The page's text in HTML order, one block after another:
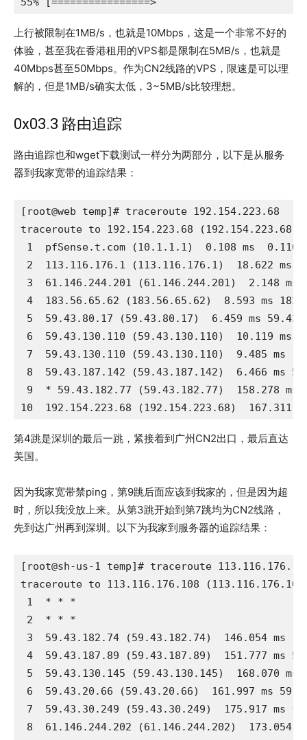
上行被限制在1MB/s，也就是10Mbps，这是一个非常不好的
体验，甚至我在香港租用的VPS都是限制在5MB/s，也就是
40Mbps甚至50Mbps。作为CN2线路的VPS，限速是可以理
解的，但是1MB/s确实太低，3~5MB/s比较理想。
0x03.3 路由追踪
路由追踪也和wget下载测试一样分为两部分，以下是从服务
器到我家宽带的追踪结果：
[root@web temp]# traceroute 192.154.223.68
traceroute to 192.154.223.68
1  pfSense.t.com (10.1.1.1)  0.108 ms  0.116
2  113.116.176.1 (113.116.176.1)  18.622 ms
3  61.146.244.201 (61.146.244.201)  2.148 ms
4  183.56.65.62 (183.56.65.62)  8.593 ms
5  59.43.80.17 (59.43.80.17)  6.459 ms
6  59.43.130.110 (59.43.130.110)  10.119 ms
7  59.43.130.110 (59.43.130.110)  9.485 ms
8  59.43.187.142 (59.43.187.142)  6.466 ms
9  * 59.43.182.77 (59.43.182.77)  158.278 ms
10  192.154.223.68 (192.154.223.68)  167.311
第4跳是深圳的最后一跳，紧接着到广州CN2出口，最后直达
美国。
因为我家宽带禁ping，第9跳后面应该到我家的，但是因为超
时，所以我没放上来。从第3跳开始到第7跳均为CN2线路，
先到达广州再到深圳。以下为我家到服务器的追踪结果：
[root@sh-us-1 temp]# traceroute
traceroute to 113.116.176.108
1  * * *
2  * * *
3  59.43.182.74 (59.43.182.74)  146.054 ms
4  59.43.187.89 (59.43.187.89)  151.777 ms
5  59.43.130.145 (59.43.130.145)  168.070 ms
6  59.43.20.66 (59.43.20.66)  161.997 ms
7  59.43.30.249 (59.43.30.249)  175.917 ms *
8  61.146.244.202 (61.146.244.202)  173.054